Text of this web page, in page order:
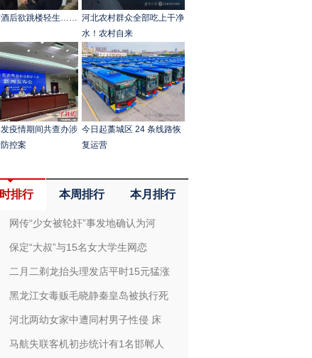
酒后欲跳楼轻生…… 河北农村群众全部吃上干净
水！农村自来
疫情期间共查办涉
控案
今日起藁城区 24 条线路恢
复运营
排行 本周排行 本月排行
网传“少女被轮奸”事发地确认为河
保定“大叔”与15名女大学生网恋
二月二剃龙抬头理发店平时15元猛涨
黑龙江女毒贩毛晓静秦皇岛被执行死
河北两幼女家中遭同村男子性侵 床
马航失联客机初步统计有1名邯郸人